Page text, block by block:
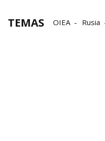
TEMAS OIEA Rusia